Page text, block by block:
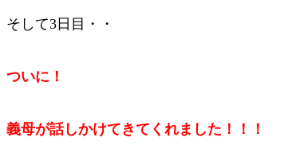
そして3日目・・
ついに！
義母が話しかけてきてくれました！！！